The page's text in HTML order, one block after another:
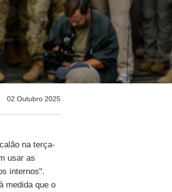
02 Outubro 2025
na terça-
usar as
internos".
medida que o